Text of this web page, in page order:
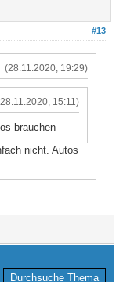
#13
(28.11.2020, 19:29)
15:11)
brauchen
nicht. Autos